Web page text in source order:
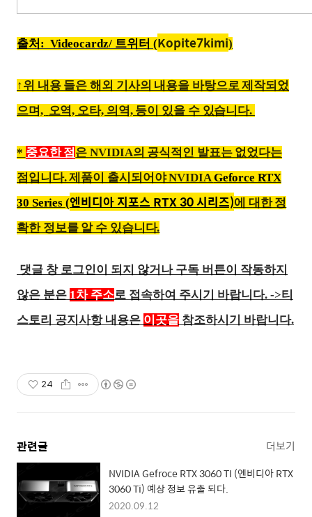
출처: Videocardz/ 트위터 (Kopite7kimi)
↑위 내용 들은 해외 기사의 내용을 바탕으로 제작되었
으며, 오역, 오타, 의역, 등이 있을 수 있습니다.
* 중요한 점은 NVIDIA의 공식적인 발표는 없었다는
점입니다. 제품이 출시되어야 NVIDIAGeforce RTX
30 Series(엔비디아 지포스 RTX 30 시리즈)에 대한 정
확한 정보를 알 수 있습니다.
댓글 창 로그인이 되지 않거나 구독 버튼이 작동하지
않은 분은 1차 주소로 접속하여 주시기 바랍니다. ->티
스토리 공지사항 내용은 이곳을 참조하시기 바랍니다.
24
관련글 더보기
NVIDIA Gefroce RTX 3060 TI (엔비디아 RTX
3060 Ti) 예상 정보 유출 되다.
2020.09.12